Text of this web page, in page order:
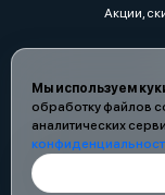
Мы используем
обработку файлов
аналитических
Акции,